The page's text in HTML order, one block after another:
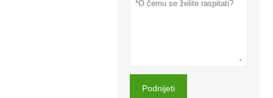
Podnijeti